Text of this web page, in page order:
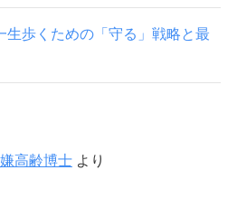
生歩くための「守る」戦略と最
高齢博士より